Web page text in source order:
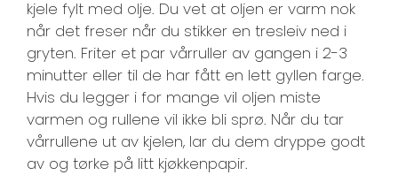
kjele fylt med olje. Du vet at oljen er varm nok
når det freser når du stikker en tresleiv ned i
gryten. Friter et par vårruller av gangen i 2-3
minutter eller til de har fått en lett gyllen farge.
Hvis du legger i for mange vil oljen miste
varmen og rullene vil ikke bli sprø. Når du tar
vårrullene ut av kjelen, lar du dem dryppe godt
av og tørke på litt kjøkkenpapir.